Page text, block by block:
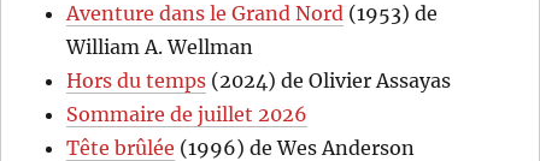
Aventure dans le Grand Nord (1953) de
William A. Wellman
Hors du temps (2024) de Olivier Assayas
Sommaire de juillet 2026
Tête brûlée (1996) de Wes Anderson